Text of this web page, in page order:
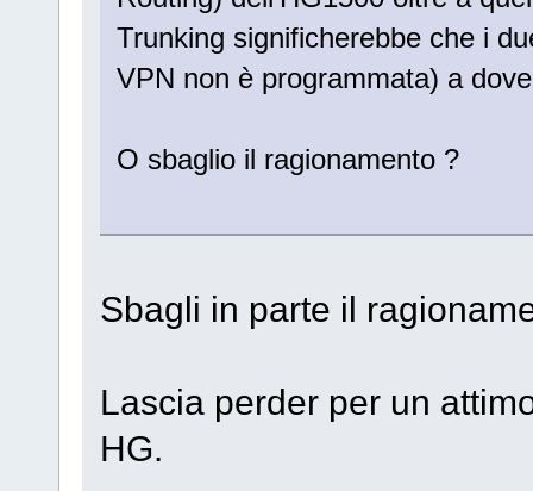
Trunking significherebbe che i
VPN non è programmata) a
O sbaglio il ragionamento ?
Sbagli in parte il
Lascia perder per un
HG.